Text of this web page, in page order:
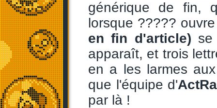
générique de fin,
lorsque ?????
en fin d'article)
apparaît, et trois
en a les larmes
que l'équipe d'
par là !